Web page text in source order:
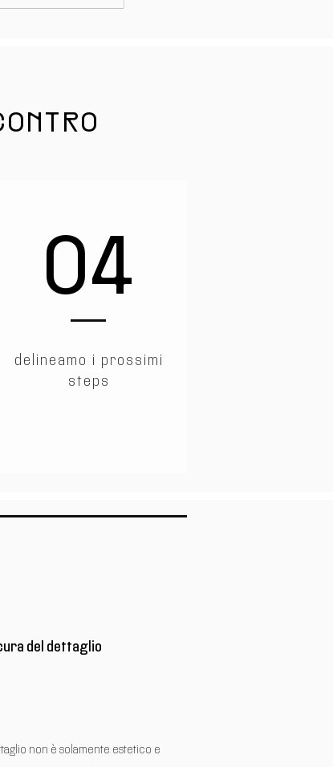
04
delineamo i prossimi
steps
del dettaglio
non è solamente estetico e